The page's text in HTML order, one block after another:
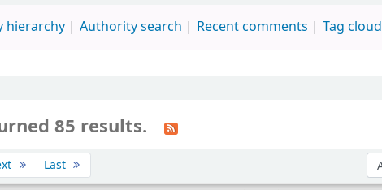
hierarchy Authority search Recent comments Tag cloud
85 results.
Last